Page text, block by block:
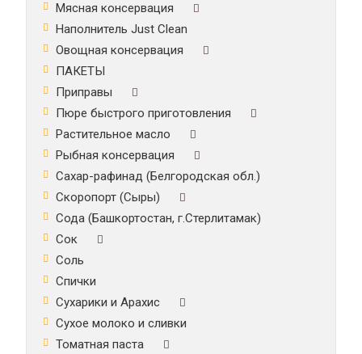
Мясная консервация
Наполнитель Just Clean
Овощная консервация
ПАКЕТЫ
Приправы
Пюре быстрого приготовления
Растительное масло
Рыбная консервация
Сахар-рафинад (Белгородская обл.)
Скоропорт (Сыры)
Сода (Башкортостан, г.Стерлитамак)
Сок
Соль
Спички
Сухарики и Арахис
Сухое молоко и сливки
Томатная паста